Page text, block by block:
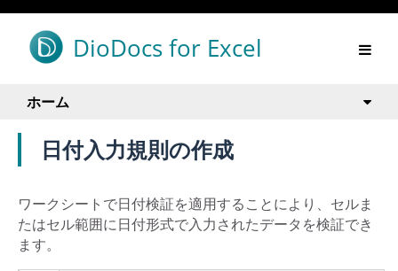
DioDocs for Excel
ホーム
日付入力規則の作成
ワークシートで日付検証を適用することにより、セルま
たはセル範囲に日付形式で入力されたデータを検証でき
ます。